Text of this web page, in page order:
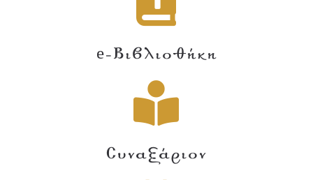
e-Βιβλιοθήκη
Συναξάριον